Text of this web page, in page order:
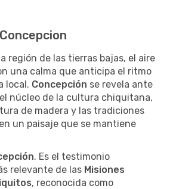
región de las tierras bajas, el aire
una calma que anticipa el ritmo
local. Concepción se revela ante
núcleo de la cultura chiquitana,
de madera y las tradiciones
un paisaje que se mantiene
. Es el testimonio
relevante de las Misiones
, reconocida como